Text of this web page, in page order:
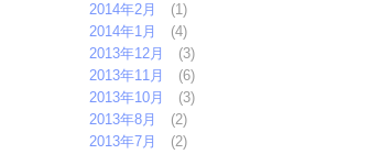
2014年2月
(1)
2014年1月
(4)
2013年12月
(3)
2013年11月
(6)
2013年10月
(3)
2013年8月
(2)
2013年7月
(2)